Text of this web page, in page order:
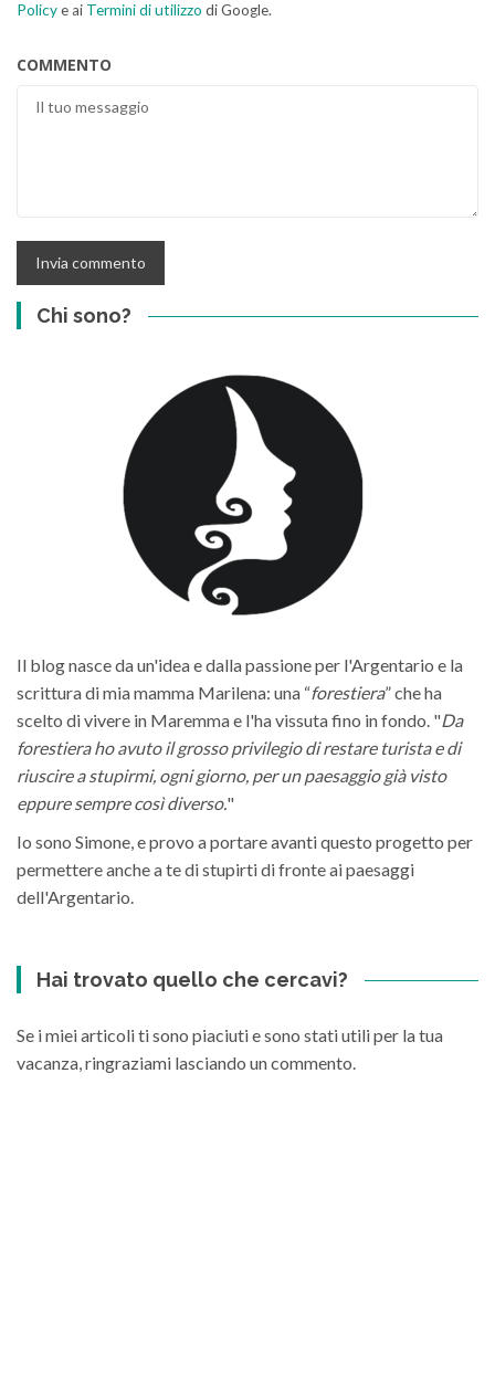
Policye ai Termini di utilizzo di Google.
COMMENTO
Chi sono?
Il blog nasce da un'idea e dalla passione per l'Argentario e la
scrittura di mia mamma Marilena: una “forestiera” che ha
scelto di vivere in Maremma e l'ha vissuta fino in fondo. "Da
forestiera ho avuto il grosso privilegio di restare turista e di
riuscire a stupirmi, ogni giorno, per un paesaggio già visto
eppure sempre così diverso."
Io sono Simone, e provo a portare avanti questo progetto per
permettere anche a te di stupirti di fronte ai paesaggi
dell'Argentario.
Hai trovato quello che cercavi?
Se i miei articoli ti sono piaciuti e sono stati utili per la tua
vacanza, ringraziami lasciando un commento.